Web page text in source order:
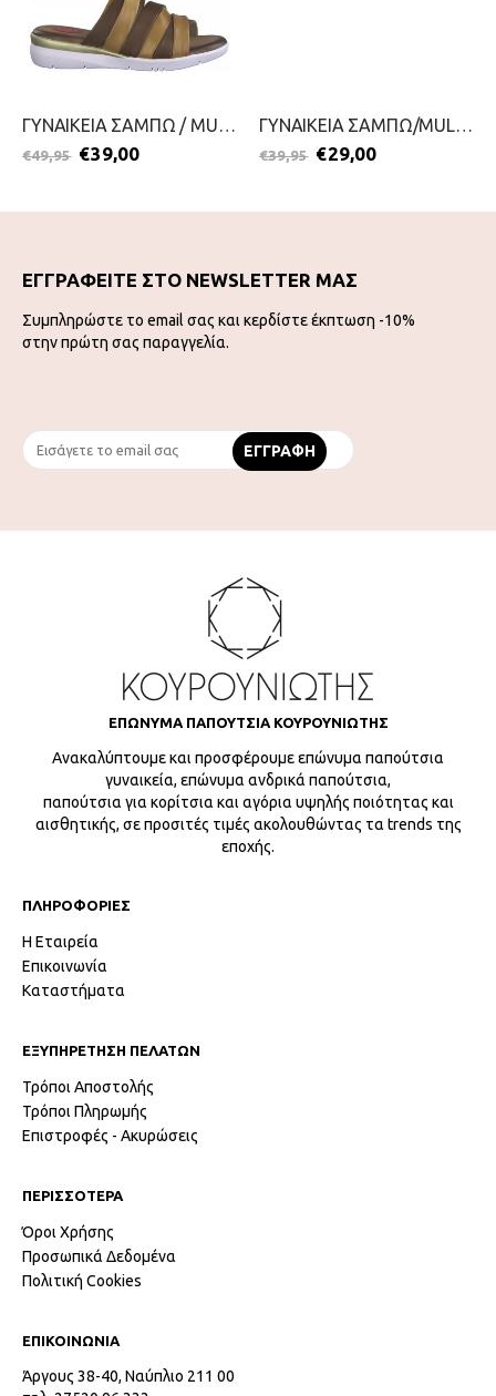
ΓΥΝΑΙΚΕΙΑ ΣΑΜΠΩ / MULES-JANA-2199-0048-ΤΑΜΠΑ
€49,95 €39,00
ΓΥΝΑΙΚΕΙΑ ΣΑΜΠΩ/MULES-JANA-2199-0046-ΜΠΛΕ
€39,95 €29,00
ΕΓΓΡΑΦΕΙΤΕ ΣΤΟ NEWSLETTER ΜΑΣ
Συμπληρώστε το email σας και κερδίστε έκπτωση -10%
στην πρώτη σας παραγγελία.
ΕΠΩΝΥΜΑ ΠΑΠΟΥΤΣΙΑ ΚΟΥΡΟΥΝΙΩΤΗΣ
Ανακαλύπτουμε και προσφέρουμε επώνυμα παπούτσια
γυναικεία, επώνυμα ανδρικά παπούτσια,
παπούτσια για κορίτσια και αγόρια υψηλής ποιότητας και
αισθητικής, σε προσιτές τιμές ακολουθώντας τα trends της
εποχής.
ΠΛΗΡΟΦΟΡΙΕΣ
Η Εταιρεία
Επικοινωνία
Καταστήματα
ΕΞΥΠΗΡΕΤΗΣΗ ΠΕΛΑΤΩΝ
Τρόποι Αποστολής
Τρόποι Πληρωμής
Επιστροφές - Ακυρώσεις
ΠΕΡΙΣΣΟΤΕΡΑ
Όροι Χρήσης
Προσωπικά Δεδομένα
Πολιτική Cookies
ΕΠΙΚΟΙΝΩΝΙΑ
Άργους 38-40, Ναύπλιο 211 00